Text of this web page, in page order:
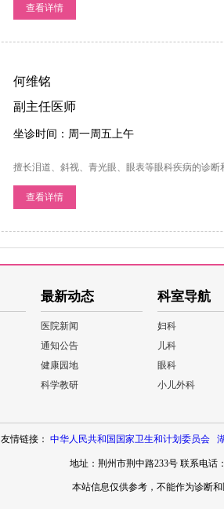
查看详情
何维铭
副主任医师
坐诊时间：周一周五上午
擅长泪道、斜视、青光眼、眼表等眼科疾病的诊断
查看详情
最新动态
医院新闻
通知公告
健康园地
科学教研
科室导航
妇科
儿科
眼科
小儿外科
友情链接： 中华人民共和国国家卫生和计划委员会
地址：荆州市荆中路233号 联系电话
本站信息仅供参考，不能作为诊断